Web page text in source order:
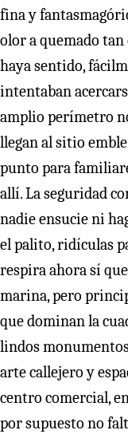
fina y
olor a quemado
haya sentido,
intentaban
amplio perímetro
llegan al sitio
punto para
allí. La seguridad
nadie ensucie ni
el palito, ridículas
respira ahora sí
marina, pero
que dominan la
lindos
arte callejero y
centro comercial,
por supuesto no